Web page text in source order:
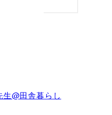
生@田舎暮らし